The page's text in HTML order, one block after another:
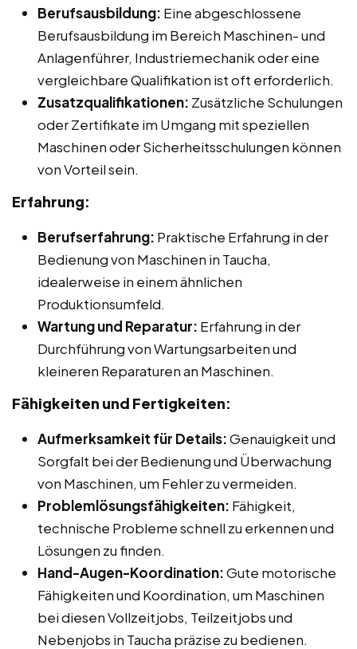
Berufsausbildung: Eine abgeschlossene
Berufsausbildung im Bereich Maschinen- und
Anlagenführer, Industriemechanik oder eine
vergleichbare Qualifikation ist oft erforderlich.
Zusatzqualifikationen: Zusätzliche Schulungen
oder Zertifikate im Umgang mit speziellen
Maschinen oder Sicherheitsschulungen können
von Vorteil sein.
Erfahrung:
Berufserfahrung: Praktische Erfahrung in der
Bedienung von Maschinen in Taucha,
idealerweise in einem ähnlichen
Produktionsumfeld.
Wartung und Reparatur: Erfahrung in der
Durchführung von Wartungsarbeiten und
kleineren Reparaturen an Maschinen.
Fähigkeiten und Fertigkeiten:
Aufmerksamkeit für Details:Genauigkeit und
Sorgfalt bei der Bedienung und Überwachung
von Maschinen, um Fehler zu vermeiden.
Problemlösungsfähigkeiten: Fähigkeit,
technische Probleme schnell zu erkennen und
Lösungen zu finden.
Hand-Augen-Koordination:Gute motorische
Fähigkeiten und Koordination, um Maschinen
bei diesen Vollzeitjobs, Teilzeitjobs und
Nebenjobs in Taucha präzise zu bedienen.